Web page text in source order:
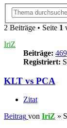
2 Beiträge • Seite 1
IriZ
Beiträge: 469
Registriert:
KLT vs PCA
Zitat
Beitrag von IriZ »